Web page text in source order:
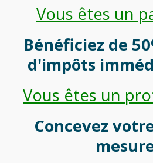
Vous êtes un
Bénéficiez de
d'impôts
Vous êtes un
Concevez